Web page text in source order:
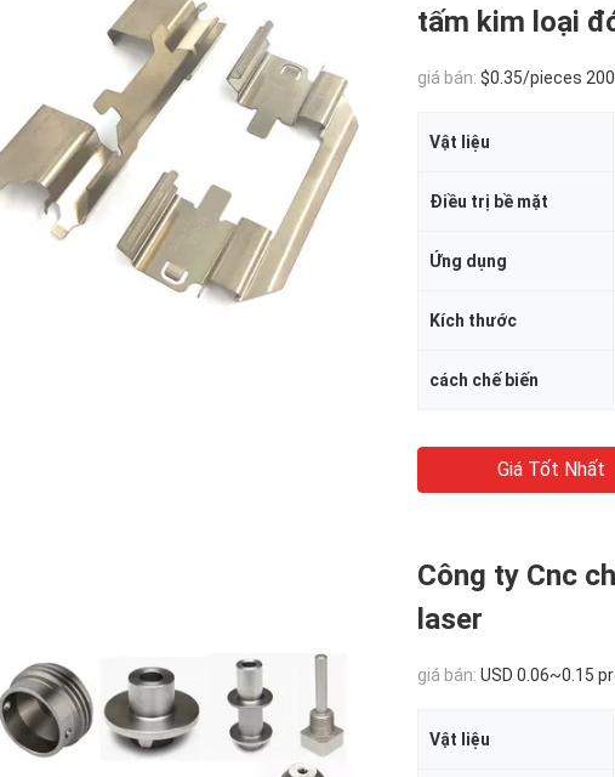
tấm kim loại
giá bán: $0.35/pieces 200-
Vật liệu
Điều trị bề mặt
Ứng dụng
Kích thước
cách chế biến
Giá Tốt Nhất
Công ty Cnc
laser
giá bán: USD 0.06~0.15
Vật liệu